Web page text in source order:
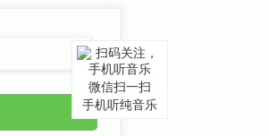
微信扫一扫
手机听纯音乐